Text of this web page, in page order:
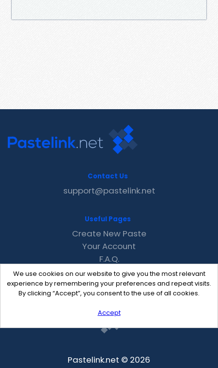
We use cookies on our website to give you the most relevant
experience by remembering your preferences and repeat visits.
By clicking “Accept”, you consent to the use of all cookies.
Accept
Contact Us
support@pastelink.net
Useful Pages
Create New Paste
Your Account
F.A.Q.
Recent
Contact
Pastelink.net © 2026